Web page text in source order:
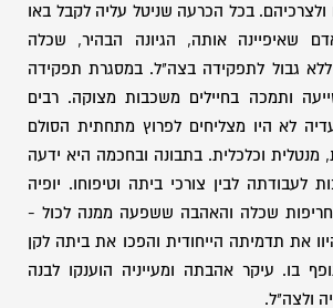
בכל הכרעה שניטל עליה לקבל באו
שאיפיינה אותה, הגיונה הבהיר, שכלה
ללא גבול לתפקידה בצה"ל. במסגרת תפקידה
ותמכה בחיילים משכבות מצוקה. רבים
לא היו מצליחים לפרוץ מתחתית הסולם
מנטלית וכלכלית. בתבונה ובחכמה היא ידעה
לעבודתה לבין צורכי ביתה וטיפוחו. יופיה
חריפות שכלה והאהבה ששפעה ממנה לכול -
את תדמיתה הייחודית והפכו את ביתה לקן
בו. עיקר אהבתה ומעייניה הוענקו לבנה
ולצה"ל.